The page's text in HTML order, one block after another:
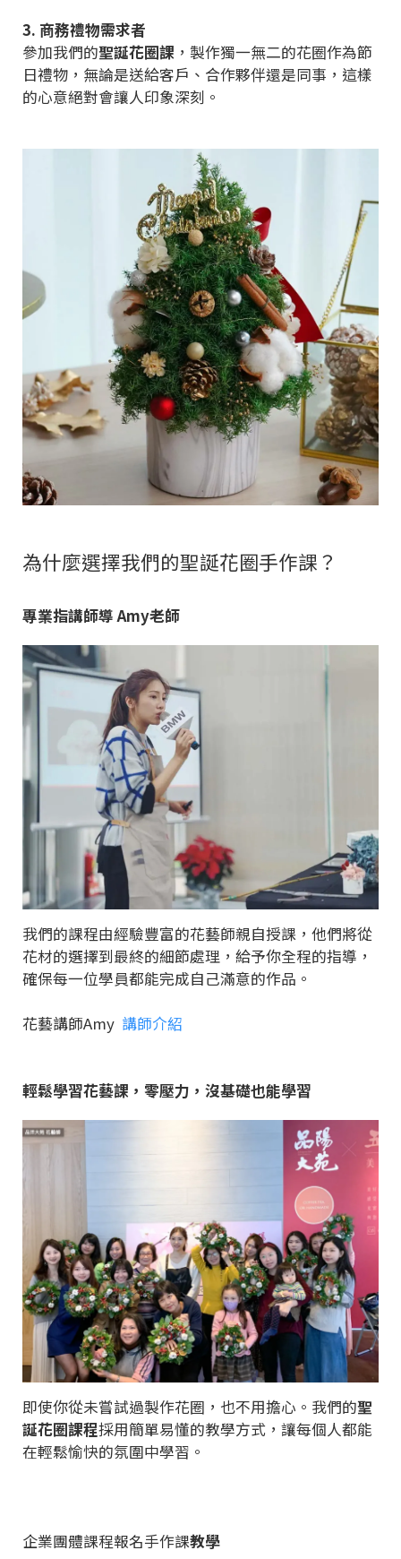
3. 商務禮物需求者
參加我們的聖誕花圈課 ，製作獨一無二的花圈作為節
日禮物，無論是送給客戶、合作夥伴還是同事，這樣
的心意絕對會讓人印象深刻。
為什麼選擇我們的聖誕花圈手作課？
專業指講師導 Amy老師
我們的課程由經驗豐富的花藝師親自授課，他們將從
花材的選擇到最終的細節處理，給予你全程的指導，
確保每一位學員都能完成自己滿意的作品。
花藝講師Amy 講師介紹
輕鬆學習花藝課，零壓力，沒基礎也能學習
即使你從未嘗試過製作花圈，也不用擔心。我們的聖
誕花圈課程採用簡單易懂的教學方式，讓每個人都能
在輕鬆愉快的氛圍中學習。
企業團體課程報名手作課教學